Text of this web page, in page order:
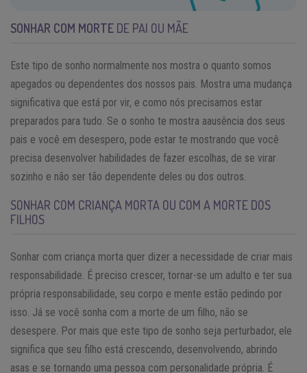
SONHAR COM MORTE DE PAI OU MÃE
Este tipo de sonho normalmente nos mostra o quanto somos
apegados ou dependentes dos nossos pais. Mostra uma mudança
significativa que está por vir, e como nós precisamos estar
preparados para tudo. Se o sonho te mostra aausência dos seus
pais e você em desespero, pode estar te mostrando que você
precisa desenvolver habilidades de fazer escolhas, de se virar
sozinho e não ser tão dependente deles ou dos outros.
SONHAR COM CRIANÇA MORTA OU COM A MORTE DOS
FILHOS
Sonhar com criança morta quer dizer a necessidade de criar mais
responsabilidade. É preciso crescer, tornar-se um adulto e ter sua
própria responsabilidade, seu corpo e mente estão pedindo por
isso. Já se você sonha com a morte de um filho, não se
desespere. Por mais que este tipo de sonho seja perturbador, ele
significa que seu filho está crescendo, desenvolvendo, abrindo
asas e se tornando uma pessoa com personalidade própria. É